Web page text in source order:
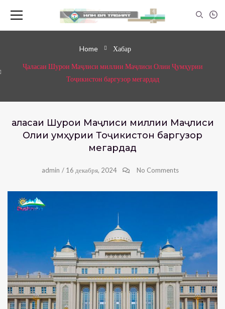
Home Хабар
Ҷаласаи Шурои Маҷлиси миллии Маҷлиси Олии Ҷумҳурии
Тоҷикистон баргузор мегардад
Ҷаласаи Шурои Маҷлиси миллии Маҷлиси
Олии Ҷумҳурии Тоҷикистон баргузор
мегардад
admin / 16 декабря, 2024 No Comments